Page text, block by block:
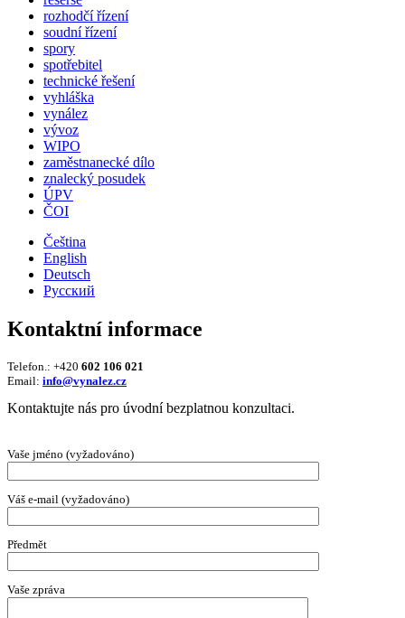
rozhodčí řízení
soudní řízení
spory
spotřebitel
technické řešení
vyhláška
vynález
vývoz
WIPO
zaměstnanecké dílo
znalecký posudek
ÚPV
ČOI
Čeština
English
Deutsch
Русский
Kontaktní informace
Telefon.: +420 602 106 021
Email: info@vynalez.cz
Kontaktujte nás pro úvodní bezplatnou konzultaci.
Vaše jméno (vyžadováno)
Váš e-mail (vyžadováno)
Předmět
Vaše zpráva